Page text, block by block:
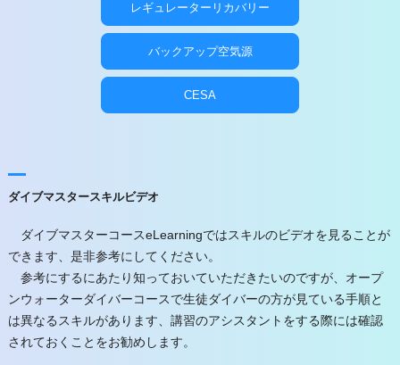
レギュレーターリカバリー
バックアップ空気源
CESA
ダイブマスタースキルビデオ
ダイブマスターコースeLearningではスキルのビデオを見ることが
できます、是非参考にしてください。
参考にするにあたり知っておいていただきたいのですが、オープ
ンウォーターダイバーコースで生徒ダイバーの方が見ている手順と
は異なるスキルがあります、講習のアシスタントをする際には確認
されておくことをお勧めします。